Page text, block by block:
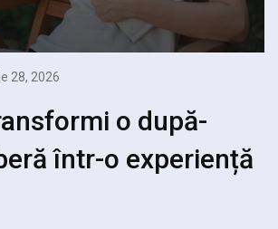
28, 2026
o după-
într-o experiență